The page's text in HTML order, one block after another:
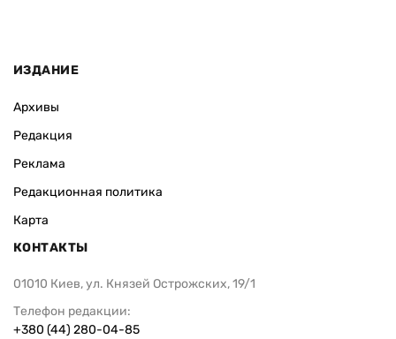
ИЗДАНИЕ
Архивы
Редакция
Реклама
Редакционная политика
Карта
КОНТАКТЫ
01010 Киев, ул. Князей Острожских, 19/1
Телефон редакции:
+380 (44) 280-04-85